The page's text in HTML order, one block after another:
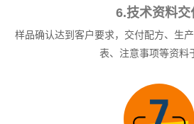
6.技术资料交
样品确认达到客户要求，交付配方、生
表、注意事项等资料